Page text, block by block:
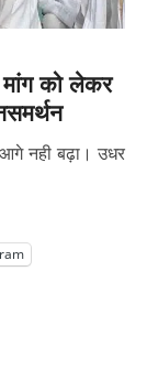
मांग को लेकर
नही बढ़ा। उधर